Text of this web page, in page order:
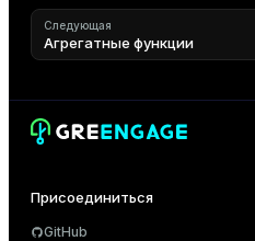
  2 | Bluetooth speaker
  5 | Smartphone
  3 | Coffee maker
Следующая
Агрегатные функции
Присоединиться
GitHub